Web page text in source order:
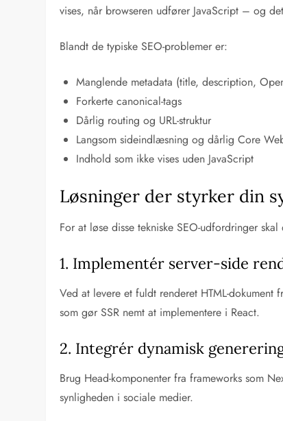
vises, når browseren udfører JavaScript – og
Blandt de typiske SEO-problemer er:
Manglende metadata (title, description,
Forkerte canonical-tags
Dårlig routing og URL-struktur
Langsom sideindlæsning og dårlig Core
Indhold som ikke vises uden JavaScript
Løsninger der styrker din
For at løse disse tekniske SEO-udfordringer
1. Implementér server-side
Ved at levere et fuldt renderet HTML-
som gør SSR nemt at implementere i React.
2. Integrér dynamisk
Brug Head-komponenter fra frameworks som
synligheden i sociale medier.